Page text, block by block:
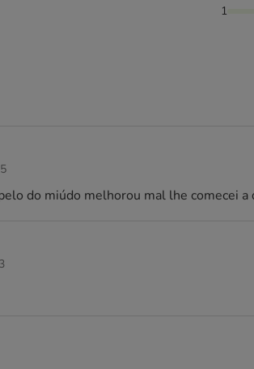
1
do miúdo melhorou mal lhe comecei